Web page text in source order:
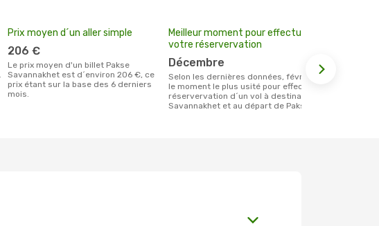
Prix moyen d´un aller simple
206 €
Le prix moyen d'un billet Pakse
Savannakhet est d´environ 206 €, ce
prix étant sur la base des 6 derniers
mois.
Meilleur moment pour effectuer
votre réservervation
décembre
Selon les dernières données, février est
le moment le plus usité pour effectuer la
réservervation d´un vol à destination de
Savannakhet et au départ de Pakse